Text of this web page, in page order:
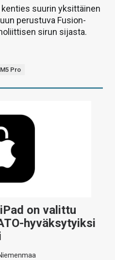
suurin yksittäinen
perustuva Fusion-
sirun sijasta.
M5 Pro
on valittu
hyväksytyiksi